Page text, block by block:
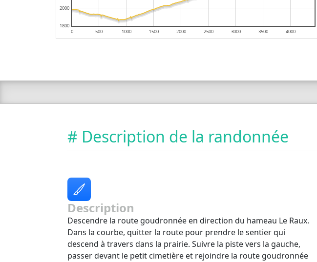
0 500 1000 1500 2000 2500 3000 3500 4000
1800
2000
# Description de la randonnée
Description
Descendre la route goudronnée en direction du hameau Le Raux.
Dans la courbe, quitter la route pour prendre le sentier qui
descend à travers dans la prairie. Suivre la piste vers la gauche,
passer devant le petit cimetière et rejoindre la route goudronnée